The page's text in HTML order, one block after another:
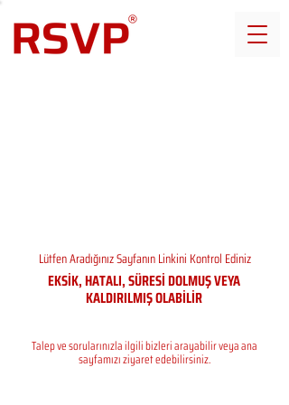
Lütfen Aradığınız Sayfanın Linkini Kontrol Ediniz
EKSİK, HATALI, SÜRESİ DOLMUŞ VEYA
KALDIRILMIŞ OLABİLİR
Talep ve sorularınızla ilgili bizleri arayabilir veya ana
sayfamızı ziyaret edebilirsiniz.